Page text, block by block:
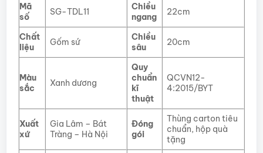
Mã
số
SG-TDL11
Chiều
ngang
22cm
Chất
liệu
Gốm sứ
Chiều
sâu
20cm
Màu
sắc
Xanh dương
Quy
chuẩn
kĩ
thuật
QCVN12-
4:2015/BYT
Xuất
xứ
Gia Lâm – Bát
Tràng – Hà Nội
Đóng
gói
Thùng carton tiêu
chuẩn, hộp quà
tặng